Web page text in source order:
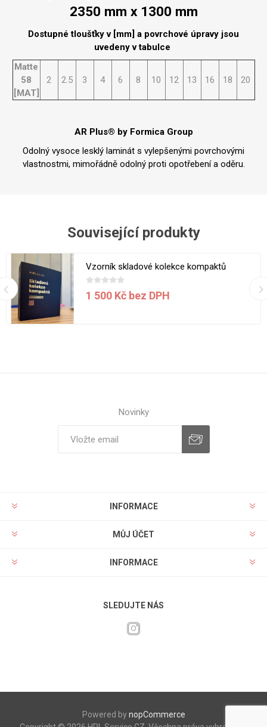
2350 mm x 1300 mm
Dostupné tloušťky v [mm] a povrchové úpravy jsou
uvedeny v tabulce
Matte
58
[MAT]
2 2.5 3 4 6 8 10 12 13 16 18 20
AR Plus® by Formica Group
Odolný vysoce lesklý laminát s vylepšenými povrchovými
vlastnostmi, mimořádně odolný proti opotřebení a oděru.
Související produkty
Vzorník skladové kolekce kompaktů
1 500 Kč bez DPH
Novinky
INFORMACE
MŮJ ÚČET
INFORMACE
SLEDUJTE NÁS
Powered bynopCommerce